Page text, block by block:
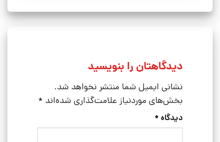
دیدگاهتان را بنویسید
نشانی ایمیل شما منتشر نخواهد شد.
بخش‌های موردنیاز علامت‌گذاری شده‌اند *
دیدگاه *